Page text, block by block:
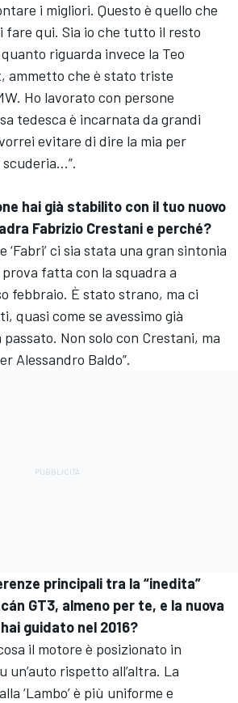
i migliori. Questo è quello che
fare qui. Sia io che tutto il resto
riguarda invece la Teo
ammetto che è stato triste
Ho lavorato con persone
tedesca è incarnata da grandi
evitare di dire la mia per
hai già stabilito con il tuo nuovo
Fabrizio Crestani e perché?
‘Fabri’ ci sia stata una gran sintonia
fatta con la squadra a
febbraio. È stato strano, ma ci
quasi come se avessimo già
Non solo con Crestani, ma
Alessandro Baldo”.
principali tra la “inedita”
GT3, almeno per te, e la nuova
guidato nel 2016?
il motore è posizionato in
un’auto rispetto all’altra. La
‘Lambo’ è più uniforme e